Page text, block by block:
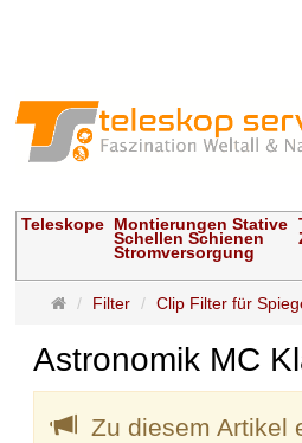
Teleskope Montierungen Stative
Schellen Schienen
Stromversorgung
Startseite
Filter Clip Filter für
Astronomik MC
Zu diesem Artikel